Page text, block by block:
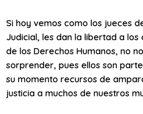
Si hoy vemos como los jueces
Judicial, les dan la libertad a
de los Derechos Humanos, no
sorprender, pues ellos son
su momento recursos de
justicia a muchos de nuestros